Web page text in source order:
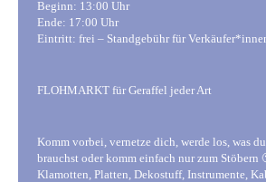
Beginn: 13:00 Uhr
Ende: 17:00 Uhr
Eintritt: frei – Standgebühr für
FLOHMARKT für Geraffel jeder Art
Komm vorbei, vernetze dich, werde los, was
brauchst oder komm einfach nur zum Stöbern
Klamotten, Platten, Dekostuff, Instrumente,